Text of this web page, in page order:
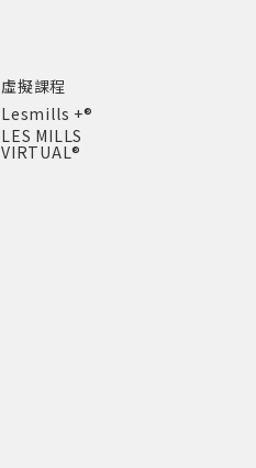
虛擬課程
Lesmills +®
LES MILLS
VIRTUAL®